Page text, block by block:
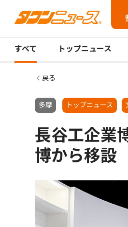
すべて トップニュース
戻る
多摩 トップニュース
長谷工企業
博から移設